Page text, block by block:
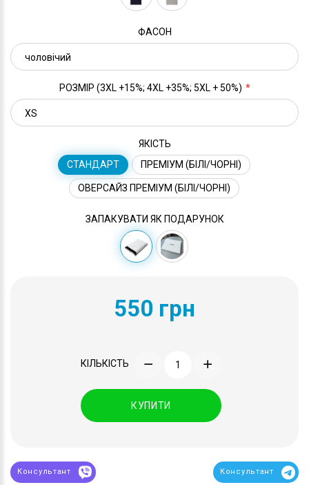
ФАСОН
РОЗМІР (3XL +15%; 4XL +35%; 5XL + 50%)
ЯКІСТЬ
СТАНДАРТ
ПРЕМІУМ (БІЛІ/ЧОРНІ)
ОВЕРСАЙЗ ПРЕМІУМ (БІЛІ/ЧОРНІ)
ЗАПАКУВАТИ ЯК ПОДАРУНОК
550 грн
КІЛЬКІСТЬ
КУПИТИ
Консультант Консультант